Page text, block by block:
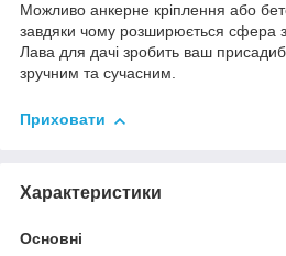
Можливо анкерне кріплення або
завдяки чому розширюється сфера
Лава для дачі зробить ваш
зручним та сучасним.
Приховати
Характеристики
Основні